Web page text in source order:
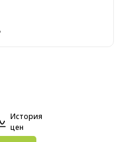
История
цен